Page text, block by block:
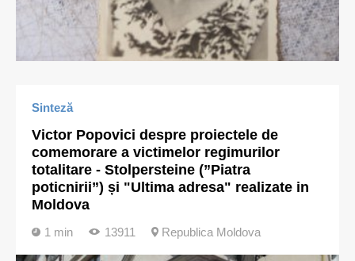
Sinteză
Victor Popovici despre proiectele de
comemorare a victimelor regimurilor
totalitare - Stolpersteine (”Piatra
poticnirii”) și "Ultima adresa" realizate in
Moldova
1 min 13911 Republica Moldova